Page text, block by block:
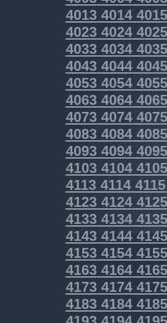
401340144015
402340244025
403340344035
404340444045
405340544055
406340644065
407340744075
408340844085
409340944095
410341044105
411341144115
412341244125
413341344135
414341444145
415341544155
416341644165
417341744175
418341844185